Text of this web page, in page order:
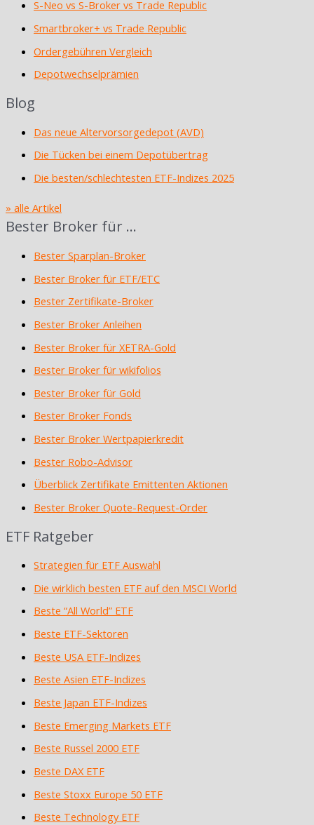
S-Neo vs S-Broker vs Trade Republic
Smartbroker+ vs Trade Republic
Ordergebühren Vergleich
Depotwechselprämien
Blog
Das neue Altervorsorgedepot (AVD)
Die Tücken bei einem Depotübertrag
Die besten/schlechtesten ETF-Indizes 2025
» alle Artikel
Bester Broker für …
Bester Sparplan-Broker
Bester Broker für ETF/ETC
Bester Zertifikate-Broker
Bester Broker Anleihen
Bester Broker für XETRA-Gold
Bester Broker für wikifolios
Bester Broker für Gold
Bester Broker Fonds
Bester Broker Wertpapierkredit
Bester Robo-Advisor
Überblick Zertifikate Emittenten Aktionen
Bester Broker Quote-Request-Order
ETF Ratgeber
Strategien für ETF Auswahl
Die wirklich besten ETF auf den MSCI World
Beste “All World” ETF
Beste ETF-Sektoren
Beste USA ETF-Indizes
Beste Asien ETF-Indizes
Beste Japan ETF-Indizes
Beste Emerging Markets ETF
Beste Russel 2000 ETF
Beste DAX ETF
Beste Stoxx Europe 50 ETF
Beste Technology ETF